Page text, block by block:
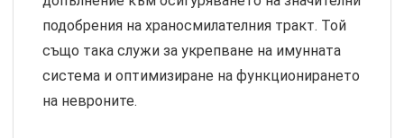
подобрения на храносмилателния тракт. Той
също така служи за укрепване на имунната
система и оптимизиране на функционирането
на невроните.